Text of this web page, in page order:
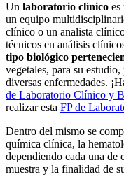
Un laboratorio clínico es
un equipo
clínico o un analista
técnicos en análisis
tipo biológico
vegetales, para su
diversas enfermedades.
de Laboratorio Clínico y
realizar esta FP de
Dentro del mismo se
química clínica, la
dependiendo cada una de
muestra y la finalidad de